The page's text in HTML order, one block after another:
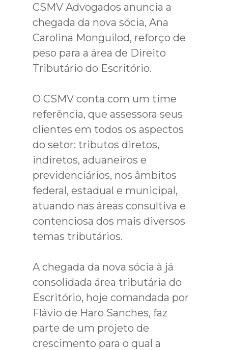
CSMV Advogados anuncia a
chegada da nova sócia, Ana
Carolina Monguilod, reforço de
peso para a área de Direito
Tributário do Escritório.
O CSMV conta com um time
referência, que assessora seus
clientes em todos os aspectos
do setor: tributos diretos,
indiretos, aduaneiros e
previdenciários, nos âmbitos
federal, estadual e municipal,
atuando nas áreas consultiva e
contenciosa dos mais diversos
temas tributários.
A chegada da nova sócia à já
consolidada área tributária do
Escritório, hoje comandada por
Flávio de Haro Sanches, faz
parte de um projeto de
crescimento para o qual a